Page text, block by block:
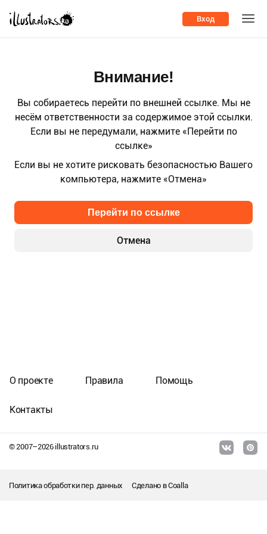
Вход
Внимание!
Вы собираетесь перейти по внешней ссылке. Мы не
несём ответственности за содержимое этой ссылки.
Если вы не передумали, нажмите «Перейти по
ссылке»
Если вы не хотите рисковать безопасностью Вашего
компьютера, нажмите «Отмена»
Отмена
Перейти по ссылке
© 2007–2026illustrators.ru
О проекте Правила Помощь
Контакты
Политика обработки пер. данных Сделано вCoalla